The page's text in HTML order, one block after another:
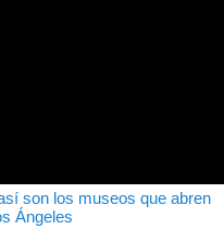
son los museos que abren
Ángeles